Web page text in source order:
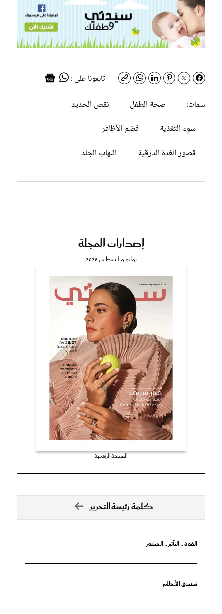
تابعونا على :
سمات:
صحة الطفل
نقص الحديد
سوء التغذية
قضم الأظافر
قصور الغدة الدرقية
التهاب الجلد
إصدارات المجلة
يوليو و أغسطس 2026
النسخة الرقمية
كلمة رئيسة التحرير
القوة .. التأثير .. الحضور
تصدق الأحلام